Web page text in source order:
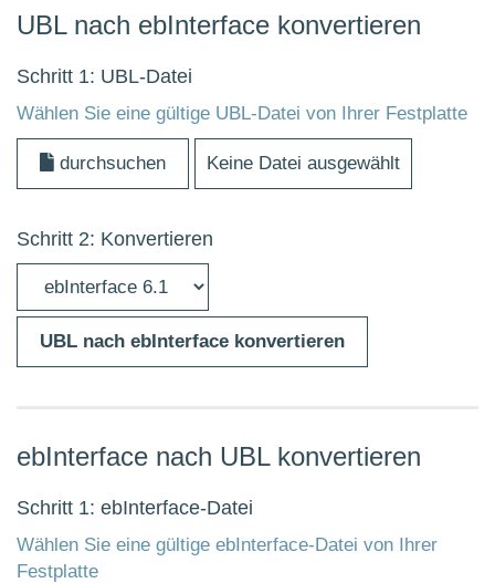
UBL nach ebInterface konvertieren
Schritt 1: UBL-Datei
Wählen Sie eine gültige UBL-Datei von Ihrer Festplatte
durchsuchen Keine Datei ausgewählt
Schritt 2: Konvertieren
UBL nach ebInterface konvertieren
ebInterface nach UBL konvertieren
Schritt 1: ebInterface-Datei
Wählen Sie eine gültige ebInterface-Datei von Ihrer
Festplatte